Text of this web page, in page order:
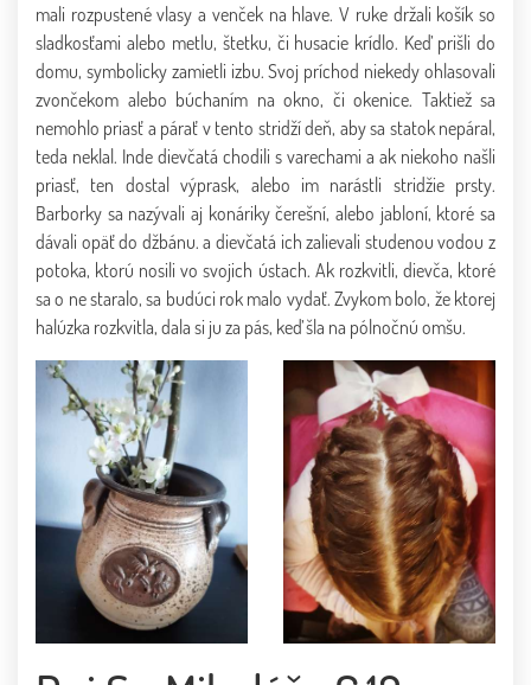
mali rozpustené vlasy a venček na hlave. V ruke držali košík so
sladkosťami alebo metlu, štetku, či husacie krídlo. Keď prišli do
domu, symbolicky zamietli izbu. Svoj príchod niekedy ohlasovali
zvončekom alebo búchaním na okno, či okenice. Taktiež sa
nemohlo priasť a párať v tento stridží deň, aby sa statok nepáral,
teda neklal. Inde dievčatá chodili s varechami a ak niekoho našli
priasť, ten dostal výprask, alebo im narástli stridžie prsty.
Barborky sa nazývali aj konáriky čerešní, alebo jabloní, ktoré sa
dávali opäť do džbánu. a dievčatá ich zalievali studenou vodou z
potoka, ktorú nosili vo svojich ústach. Ak rozkvitli, dievča, ktoré
sa o ne staralo, sa budúci rok malo vydať. Zvykom bolo, že ktorej
halúzka rozkvitla, dala si ju za pás, keď šla na pólnočnú omšu.